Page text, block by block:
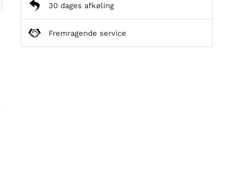
30 dages afkøling
Fremragende service